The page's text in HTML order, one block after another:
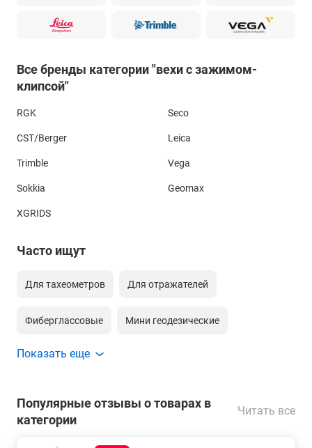
Все бренды категории "вехи с зажимом-
клипсой"
RGK Seco
CST/Berger Leica
Trimble Vega
Sokkia Geomax
XGRIDS
Часто ищут
Для тахеометров Для отражателей
Фиберглассовые Мини геодезические
Для gnss Сборные геодезические
Веха геодезическая с винтовой фиксацией
Показать еще
Популярные отзывы о товарах в
категории
Читать все